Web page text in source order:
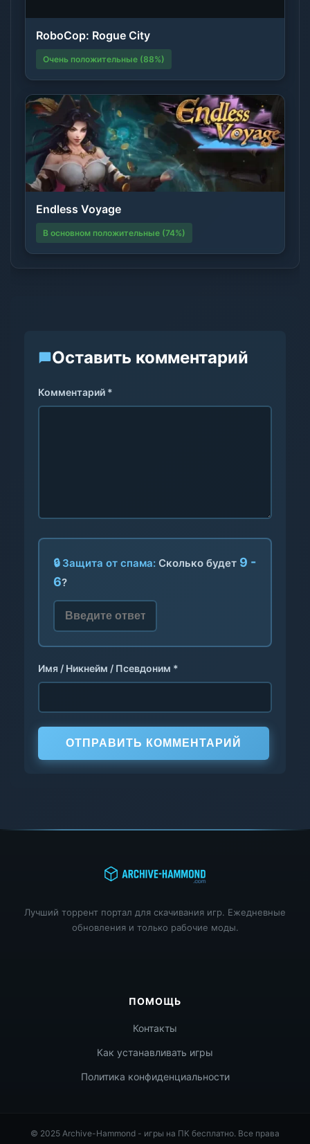
RoboCop: Rogue City
Очень положительные (88%)
Endless Voyage
В основном положительные (74%)
Оставить комментарий
Комментарий *
🔒 Защита от спама: Сколько будет 9 -
6?
Имя / Никнейм / Псевдоним *
ОТПРАВИТЬ КОММЕНТАРИЙ
Лучший торрент портал для скачивания игр. Ежедневные
обновления и только рабочие моды.
ПОМОЩЬ
Контакты
Как устанавливать игры
Политика конфиденциальности
© 2025 Archive-Hammond - игры на ПК бесплатно. Все права